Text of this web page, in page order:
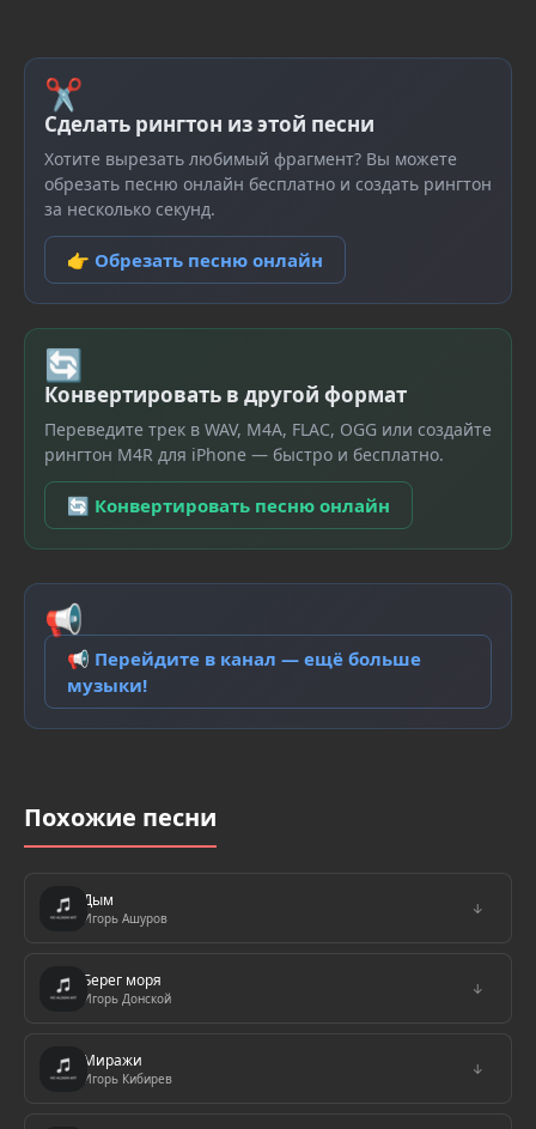
✂
Сделать рингтон из этой песни
Хотите вырезать любимый фрагмент? Вы можете
обрезать песню онлайн бесплатно и создать рингтон
за несколько секунд.
👉 Обрезать песню онлайн
🔄
Конвертировать в другой формат
Переведите трек в WAV, M4A, FLAC, OGG или создайте
рингтон M4R для iPhone — быстро и бесплатно.
🔄 Конвертировать песню онлайн
📢
📢 Перейдите в канал — ещё больше
музыки!
Похожие песни
Дым
Игорь Ашуров
↓
Берег моря
Игорь Донской
↓
Миражи
Игорь Кибирев
↓